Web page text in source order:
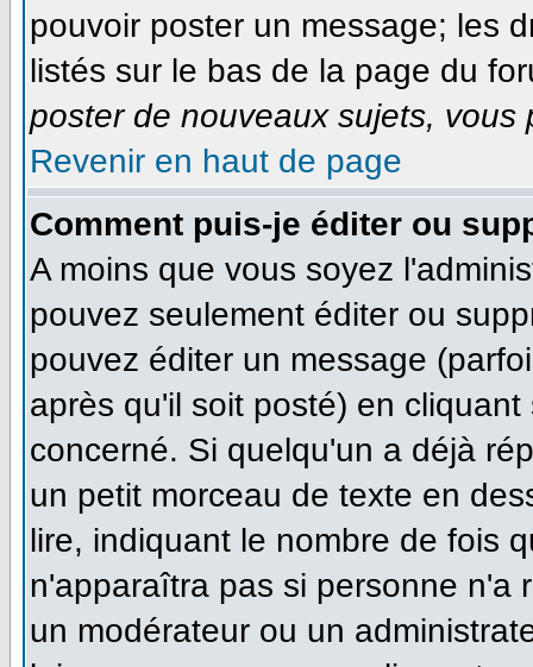
pouvoir poster un message; les
listés sur le bas de la page du
poster de nouveaux sujets, vous
Revenir en haut de page
Comment puis-je éditer ou
A moins que vous soyez
pouvez seulement éditer ou
pouvez éditer un message
après qu'il soit posté) en
concerné. Si quelqu'un a déjà
un petit morceau de texte en
lire, indiquant le nombre de fois
n'apparaîtra pas si personne n'a
un modérateur ou un